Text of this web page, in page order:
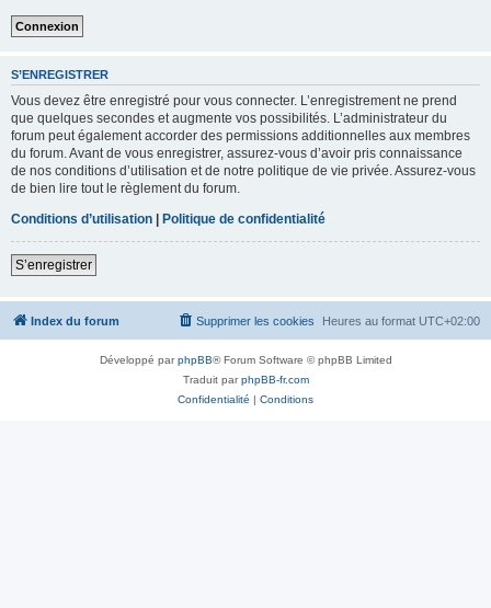
S’ENREGISTRER
Vous devez être enregistré pour vous connecter. L’enregistrement ne prend
que quelques secondes et augmente vos possibilités. L’administrateur du
forum peut également accorder des permissions additionnelles aux membres
du forum. Avant de vous enregistrer, assurez-vous d’avoir pris connaissance
de nos conditions d’utilisation et de notre politique de vie privée. Assurez-vous
de bien lire tout le règlement du forum.
Conditions d’utilisation | Politique de confidentialité
S’enregistrer
Index du forum Heures au format UTC+02:00
Supprimer les cookies
Développé parphpBB® Forum Software © phpBB Limited
Traduit parphpBB-fr.com
Confidentialité | Conditions